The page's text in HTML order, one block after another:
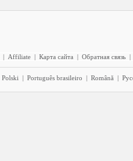
| Affiliate | Карта сайта | Обратная связь |
Polski | Português brasileiro | Română |